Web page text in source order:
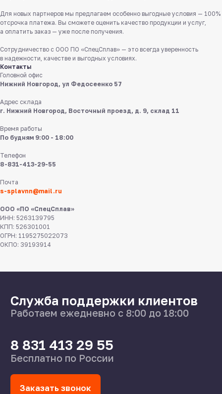
Для новых партнеров мы предлагаем особенно выгодные условия — 100%
отсрочка платежа. Вы сможете оценить качество продукции и услуг,
а оплатить заказ — уже после получения.
Сотрудничество с ООО ПО «СпецСплав» — это всегда уверенность
в надежности, качестве и выгодных условиях.
Контакты
Головной офис
Нижний Новгород, ул Федосеенко 57
Адрес склада
г. Нижний Новгород, Восточный проезд, д. 9, склад 11
Время работы
По будням 9:00 - 18:00
Телефон
8-831-413-29-55
Почта
s-splavnn@mail.ru
ООО «ПО «СпецСплав»
ИНН: 5263139795
КПП: 526301001
ОГРН: 1195275022073
ОКПО: 39193914
Пишите нам
в мессенджерах
8 831 413 29 55
Бесплатно по России
Нижний Новгород,
ул Федосеенко, 57
s-splavnn@mail.ru
8 831 413 29 55
Калькуляторы
Доставка
О нас
Поставщикам
Справочник